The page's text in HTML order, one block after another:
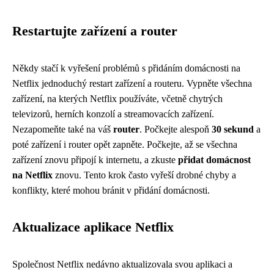
Restartujte zařízení a router
Někdy stačí k vyřešení problémů s přidáním domácnosti na
Netflix jednoduchý restart zařízení a routeru. Vypněte všechna
zařízení, na kterých Netflix používáte, včetně chytrých
televizorů, herních konzolí a streamovacích zařízení.
Nezapomeňte také na váš router. Počkejte alespoň 30 sekund a
poté zařízení i router opět zapněte. Počkejte, až se všechna
zařízení znovu připojí k internetu, a zkuste přidat domácnost
na Netflix znovu. Tento krok často vyřeší drobné chyby a
konflikty, které mohou bránit v přidání domácnosti.
Aktualizace aplikace Netflix
Společnost Netflix nedávno aktualizovala svou aplikaci a